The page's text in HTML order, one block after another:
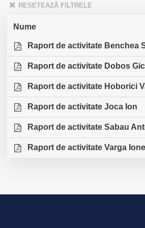
RESETEAZĂ FILTRELE
Nume
Raport de activitate Benchea
Raport de activitate Dobos
Raport de activitate Hoborici
Raport de activitate Joca Ion
Raport de activitate Sabau
Raport de activitate Varga Ionel